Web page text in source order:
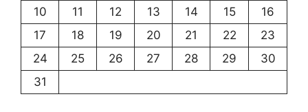
10
11 12 13 14 15
16
17
18 19 20 21 22
23
24
25 26 27 28 29
30
31